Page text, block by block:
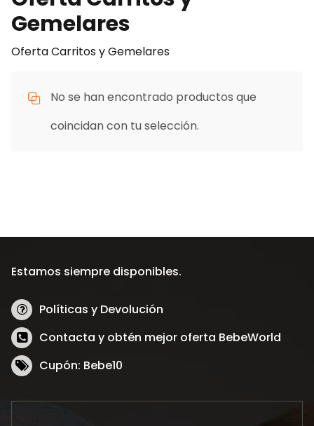
Gemelares
Oferta Carritos y Gemelares
No se han encontrado productos que
coincidan con tu selección.
Estamos siempre disponibles.
Políticas y Devolución
Contacta y obtén mejor oferta BebeWorld
Cupón: Bebe10